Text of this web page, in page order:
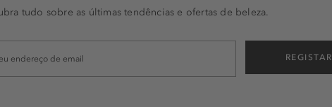
tudo sobre as últimas tendências e ofertas de beleza.
REGISTAR